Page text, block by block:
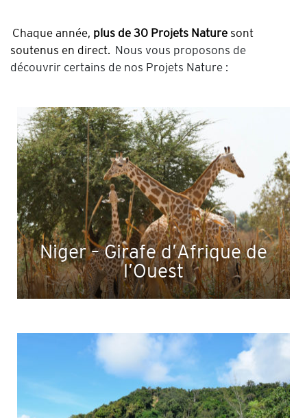
Chaque année, plus de 30 Projets Nature sont
soutenus en direct. Nous vous proposons de
découvrir certains de nos Projets Nature :
Niger – Girafe d’Afrique de
l’Ouest